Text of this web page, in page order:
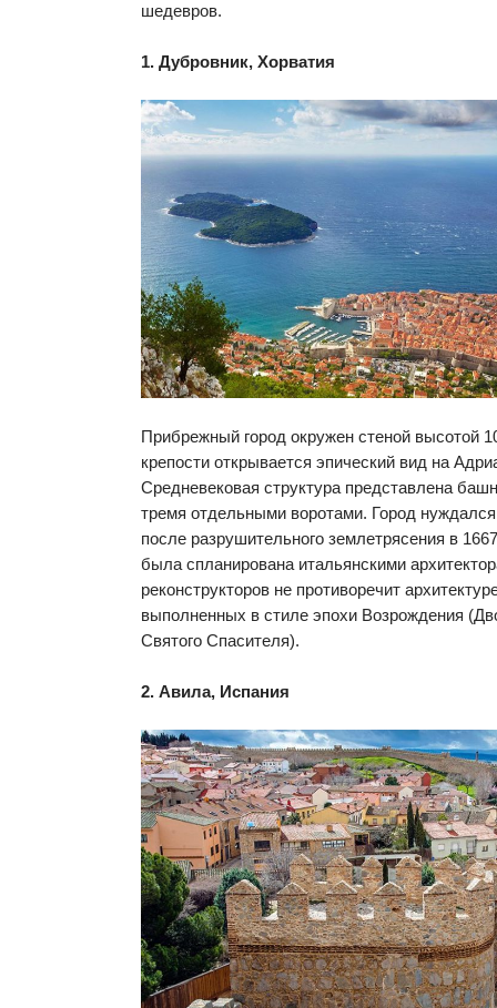
шедевров.
1. Дубровник, Хорватия
Прибрежный город окружен стеной высотой
крепости открывается эпический вид на
Средневековая структура представлена
тремя отдельными воротами. Город
после разрушительного землетрясения в
была спланирована итальянскими
реконструкторов не противоречит
выполненных в стиле эпохи Возрождения
Святого Спасителя).
2. Авила, Испания